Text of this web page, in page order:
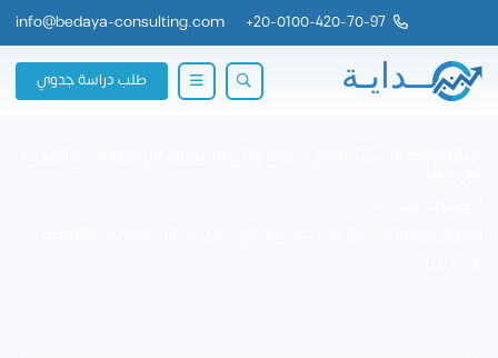
20-0100-420-70-97
+
info@bedaya-consulting.com
طلب دراسة جدوي